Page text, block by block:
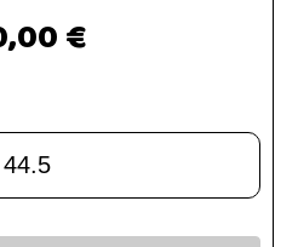
€
44.5